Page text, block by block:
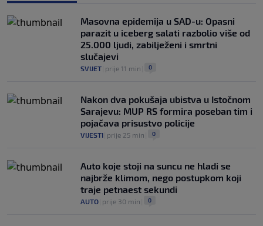
Masovna epidemija u SAD-u: Opasni
parazit u iceberg salati razbolio više od
25.000 ljudi, zabilježeni i smrtni
slučajevi
SVIJET prije 11 min 0
Nakon dva pokušaja ubistva u Istočnom
Sarajevu: MUP RS formira poseban tim i
pojačava prisustvo policije
VIJESTI prije 25 min 0
Auto koje stoji na suncu ne hladi se
najbrže klimom, nego postupkom koji
traje petnaest sekundi
AUTO prije 30 min 0